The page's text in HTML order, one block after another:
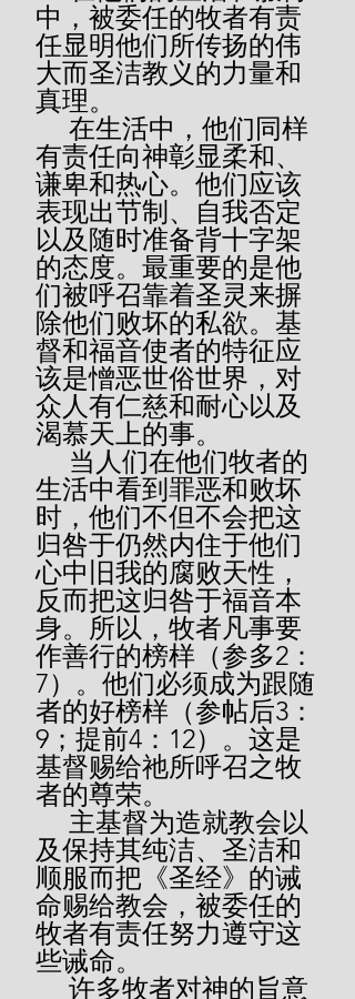
中，被委任的牧者有责
任显明他们所传扬的伟
大而圣洁教义的力量和
真理。
有责任向神彰显柔和、
谦卑和热心。他们应该
表现出节制、自我否定
以及随时准备背十字架
的态度。最重要的是他
们被呼召靠着圣灵来摒
除他们败坏的私欲。基
督和福音使者的特征应
该是憎恶世俗世界，对
众人有仁慈和耐心以及
渴慕天上的事。
生活中看到罪恶和败坏
时，他们不但不会把这
归咎于仍然内住于他们
心中旧我的腐败天性，
反而把这归咎于福音本
身。所以，牧者凡事要
作善行的榜样（参多2：
7）。他们必须成为跟随
者的好榜样（参帖后3：
9；提前4：12）。这是
基督赐给祂所呼召之牧
者的尊荣。
及保持其纯洁、圣洁和
顺服而把《圣经》的诫
命赐给教会，被委任的
牧者有责任努力遵守这
些诫命。